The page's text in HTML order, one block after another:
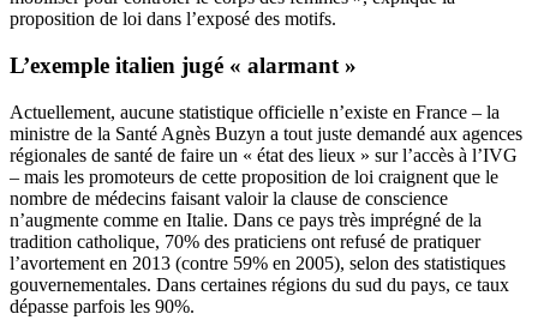
proposition de loi dans l’exposé des motifs.
L’exemple italien jugé « alarmant »
Actuellement, aucune statistique officielle n’existe en France – la
ministre de la Santé Agnès Buzyn a tout juste demandé aux agences
régionales de santé de faire un « état des lieux » sur l’accès à l’IVG
– mais les promoteurs de cette proposition de loi craignent que le
nombre de médecins faisant valoir la clause de conscience
n’augmente comme en Italie. Dans ce pays très imprégné de la
tradition catholique, 70% des praticiens ont refusé de pratiquer
l’avortement en 2013 (contre 59% en 2005), selon des statistiques
gouvernementales. Dans certaines régions du sud du pays, ce taux
dépasse parfois les 90%.